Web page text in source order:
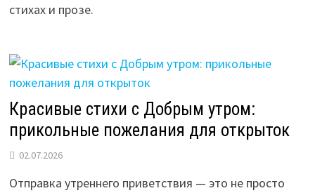
стихах и прозе.
Красивые стихи с Добрым утром:
прикольные пожелания для открыток
02.07.2026
Отправка утреннего приветствия — это не просто